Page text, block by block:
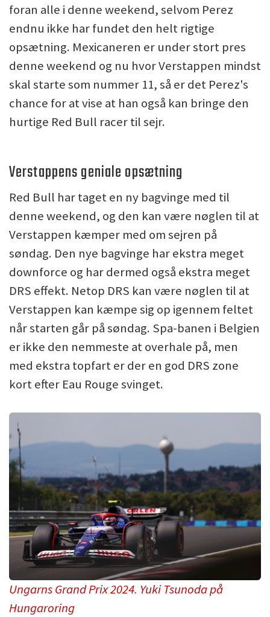
foran alle i denne weekend, selvom Perez
endnu ikke har fundet den helt rigtige
opsætning. Mexicaneren er under stort pres
denne weekend og nu hvor Verstappen mindst
skal starte som nummer 11, så er det Perez's
chance for at vise at han også kan bringe den
hurtige Red Bull racer til sejr.
Verstappens geniale opsætning
Red Bull har taget en ny bagvinge med til
denne weekend, og den kan være nøglen til at
Verstappen kæmper med om sejren på
søndag. Den nye bagvinge har ekstra meget
downforce og har dermed også ekstra meget
DRS effekt. Netop DRS kan være nøglen til at
Verstappen kan kæmpe sig op igennem feltet
når starten går på søndag. Spa-banen i Belgien
er ikke den nemmeste at overhale på, men
med ekstra topfart er der en god DRS zone
kort efter Eau Rouge svinget.
Ungarns Grand Prix 2024. Yuki Tsunoda på
Hungaroring